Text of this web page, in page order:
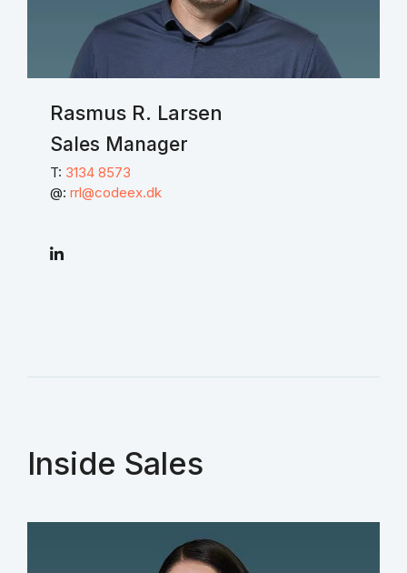
Rasmus R. Larsen
Sales Manager
T: 3134 8573
@: rrl@codeex.dk
Inside Sales